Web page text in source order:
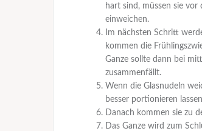
hart sind, müssen sie
einweichen.
Im nächsten Schritt
kommen die
Ganze sollte dann bei
zusammenfällt.
Wenn die Glasnudeln
besser portionieren
Danach kommen sie zu
Das Ganze wird zum